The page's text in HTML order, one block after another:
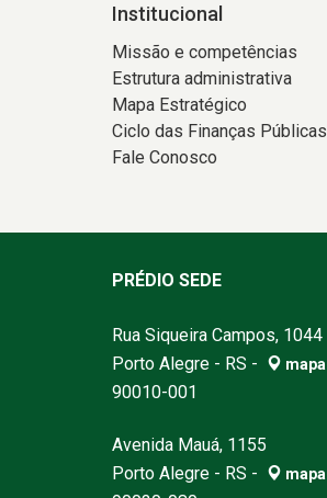
Institucional
Missão e competências
Estrutura administrativa
Mapa Estratégico
Ciclo das Finanças Públicas
Fale Conosco
PRÉDIO SEDE
Rua Siqueira Campos, 1044
Porto Alegre - RS -
mapa
90010-001
Avenida Mauá, 1155
Porto Alegre - RS -
mapa